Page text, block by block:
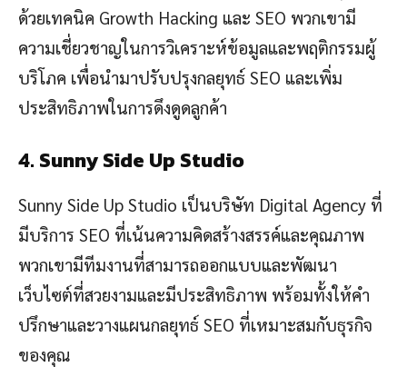
ด้วยเทคนิค Growth Hacking และ SEO พวกเขามี
ความเชี่ยวชาญในการวิเคราะห์ข้อมูลและพฤติกรรมผู้
บริโภค เพื่อนำมาปรับปรุงกลยุทธ์ SEO และเพิ่ม
ประสิทธิภาพในการดึงดูดลูกค้า
4. Sunny Side Up Studio
Sunny Side Up Studio เป็นบริษัท Digital Agency ที่
มีบริการ SEO ที่เน้นความคิดสร้างสรรค์และคุณภาพ
พวกเขามีทีมงานที่สามารถออกแบบและพัฒนา
เว็บไซต์ที่สวยงามและมีประสิทธิภาพ พร้อมทั้งให้คำ
ปรึกษาและวางแผนกลยุทธ์ SEO ที่เหมาะสมกับธุรกิจ
ของคุณ